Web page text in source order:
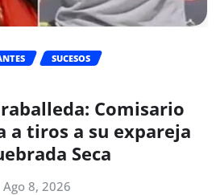
SUCESOS
Comisario
a tiros a su expareja
Seca
Ago 8, 2026